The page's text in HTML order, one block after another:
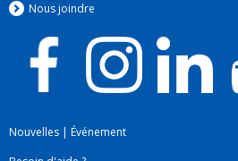
Nous joindre
Nouvelles | Événement